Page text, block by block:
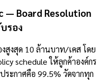
— Board Resolution
รอง
สูงสุด 10 ล้านบาท/เคส โดย
schedule ให้ลูกค้าองค์กร
ระกาศคือ 99.5% วัดจากทุก